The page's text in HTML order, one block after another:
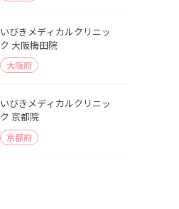
いびきメディカルクリニッ
ク 大阪梅田院
大阪府
いびきメディカルクリニッ
ク 京都院
京都府